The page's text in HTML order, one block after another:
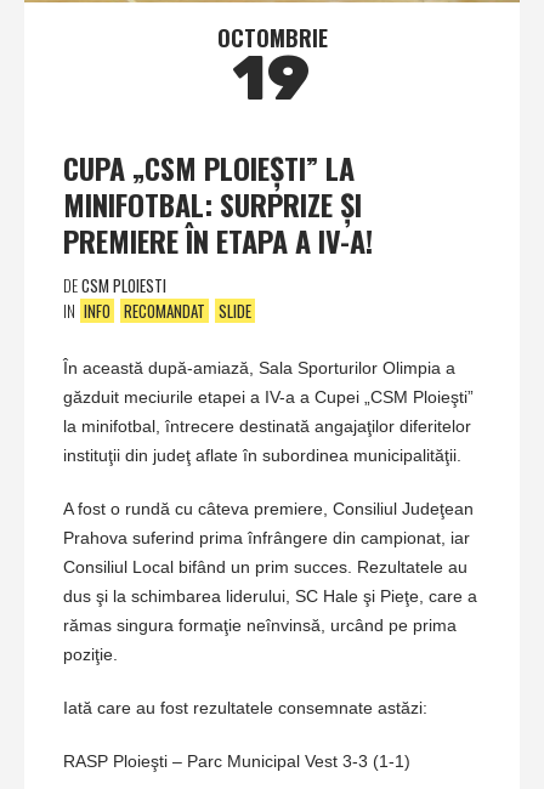
OCTOMBRIE
19
CUPA „CSM PLOIEŞTI” LA
MINIFOTBAL: SURPRIZE ŞI
PREMIERE ÎN ETAPA A IV-A!
DECSM PLOIESTI
IN INFO RECOMANDAT SLIDE
În această după-amiază, Sala Sporturilor Olimpia a
găzduit meciurile etapei a IV-a a Cupei „CSM Ploieşti”
la minifotbal, întrecere destinată angajaţilor diferitelor
instituţii din judeţ aflate în subordinea municipalităţii.
A fost o rundă cu câteva premiere, Consiliul Judeţean
Prahova suferind prima înfrângere din campionat, iar
Consiliul Local bifând un prim succes. Rezultatele au
dus şi la schimbarea liderului, SC Hale şi Pieţe, care a
rămas singura formaţie neînvinsă, urcând pe prima
poziţie.
Iată care au fost rezultatele consemnate astăzi:
RASP Ploieşti – Parc Municipal Vest 3-3 (1-1)